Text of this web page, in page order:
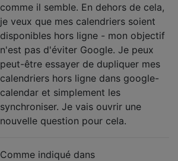
comme il semble. En dehors de cela,
je veux que mes calendriers soient
disponibles hors ligne - mon objectif
n'est pas d'éviter Google. Je peux
peut-être essayer de dupliquer mes
calendriers hors ligne dans google-
calendar et simplement les
synchroniser. Je vais ouvrir une
nouvelle question pour cela.
Comme indiqué dans